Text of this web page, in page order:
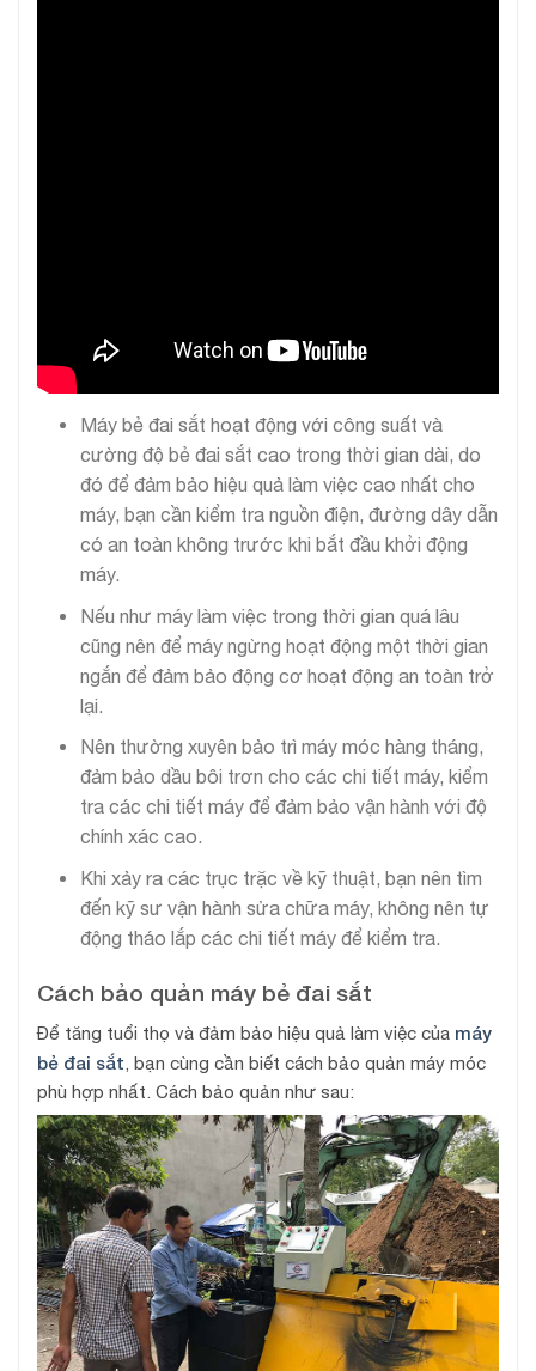
Máy bẻ đai sắt hoạt động với công suất và
cường độ bẻ đai sắt cao trong thời gian dài, do
đó để đảm bảo hiệu quả làm việc cao nhất cho
máy, bạn cần kiểm tra nguồn điện, đường dây dẫn
có an toàn không trước khi bắt đầu khởi động
máy.
Nếu như máy làm việc trong thời gian quá lâu
cũng nên để máy ngừng hoạt động một thời gian
ngắn để đảm bảo động cơ hoạt động an toàn trở
lại.
Nên thường xuyên bảo trì máy móc hàng tháng,
đảm bảo dầu bôi trơn cho các chi tiết máy, kiểm
tra các chi tiết máy để đảm bảo vận hành với độ
chính xác cao.
Khi xảy ra các trục trặc về kỹ thuật, bạn nên tìm
đến kỹ sư vận hành sửa chữa máy, không nên tự
động tháo lắp các chi tiết máy để kiểm tra.
Cách bảo quản máy bẻ đai sắt
Để tăng tuổi thọ và đảm bảo hiệu quả làm việc của máy
bẻ đai sắt , bạn cùng cần biết cách bảo quản máy móc
phù hợp nhất. Cách bảo quản như sau: